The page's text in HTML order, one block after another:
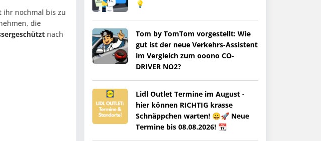
ihr nochmal bis zu
die
nach
💡
Tom by TomTom vorgestellt: Wie
gut ist der neue Verkehrs-Assistent
im Vergleich zum ooono CO-
DRIVER NO2?
Lidl Outlet Termine im August -
hier können RICHTIG krasse
Schnäppchen warten! 😀🚀 Neue
Termine bis 08.08.2026! 📆